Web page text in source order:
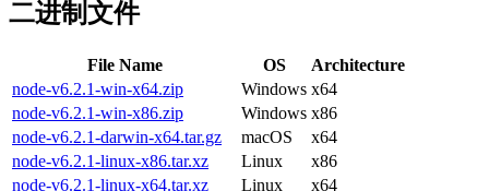
二进制文件
File Name OS
Architecture
node-v6.2.1-win-x64.zip
Windows x64
node-v6.2.1-win-x86.zip
Windows x86
node-v6.2.1-darwin-x64.tar.gz
macOS
x64
node-v6.2.1-linux-x86.tar.xz
Linux
x86
node-v6.2.1-linux-x64.tar.xz
Linux
x64